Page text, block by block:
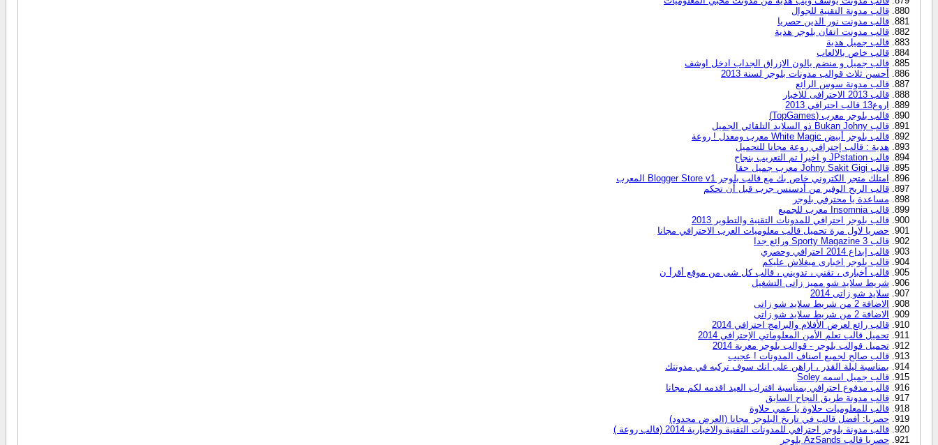
قالب مدونة التقنية للجوال
قالب مدونت نور الدين حصريا
قالب مدونت اتقان بلوجر هدية
قالب جميل هدية
قالب خاص بالالعاب
قالب جميل و منضم يالون الازراق الجداب ادخل اوشف
أحسن ثلاث قوالب مدونات بلوجر لسنة 2013
قالب مدونة سوس الرائع
قالب 2013 الاحترافى للاخبار
اروع13 قالب احترافي 2013
قالب بلوجر معرب (TopGames)
قالب Bukan Johny ذو السلايد التلقائي الجميل
قالب بلوجر أبيض White Magic معرب ومعدل ! روعة
هدية : قالب إحترافي روعة مجانا للتحميل
قالب JPstation و اخيرا تم التعريب بنجاح
قالب Johny Sakit Gigi معرب جميل حقا
امتلك متجر الكتروني خاص بك مع قالب بلوجر Blogger Store v1 المعرب
قالب الربح الوفير من أدسنس جرب قبل أن تحكم
مساعدة يا محترفي بلوجر
قالب Insomnia معرب للجميع
قالب بلوجر احترافي للمدونات التقنية والتطوير 2013
حصريا لاول مرة تحميل قالب معلوميات العرب الاحترافي مجانا
قالب Sporty Magazine 3 ورائع جدا
قالب إبداع 2014 احترافي وحصري
قالب بلوجر اخبارى ميغلاش عليكم
قالب أخبارى ، تقني ، تدويني ، قالب كل شى من موقع أقرأ ن
شريط سلايد شو مميز زاتى التشغيل
سلايد شو زاتى 2014
الاضافة 2 من شريط سلايد شو زاتى
الاضافة 2 من شريط سلايد شو زاتى
قالب رائع لعرض الأفلام والبرامج احترافي 2014
تحميل قالب تعلم الأمن المعلوماتي الإحترافي 2014
تحميل قوالب بلوجر - قوالب بلوجر معربة 2014
قالب صالح لجميع اصناف المدونات ! عجيب
بمناسبة ليلة القدر ، اراهن على انك سوف تركبه في مدونتك
قالب جميل اسمه Soley
قالب مدفوع احترافي بمناسبة اقتراب العيد اقدمه لكم مجانا
قالب مدونة طريق النجاح السابق
قالب للمعلوميات حلاوة يا عمي حلاوة
حصريا: أفضل قالب في تاريخ البلوجر مجانا (العرض محدود)
قالب مدونة بلوجر احترافي للمدونات التقنية والاخبارية 2014 (قالب روعة )
حصريا قالب AzSands بلوجر